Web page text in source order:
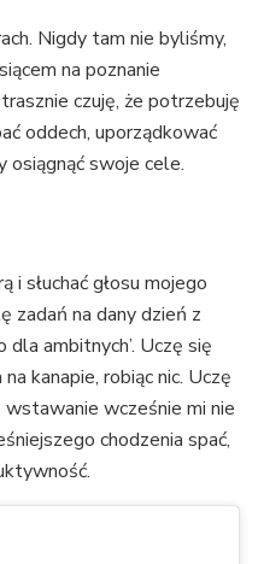
Nigdy tam nie byliśmy,
na poznanie
czuję, że potrzebuję
oddech, uporządkować
osiągnąć swoje cele.
i słuchać głosu mojego
zadań na dany dzień z
ambitnych’. Uczę się
kanapie, robiąc nic. Uczę
wstawanie wcześnie mi nie
chodzenia spać,